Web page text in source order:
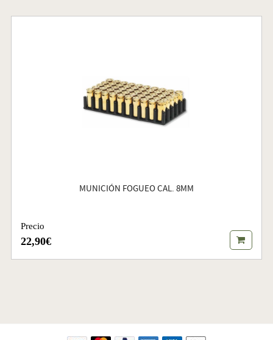
MUNICIÓN FOGUEO CAL. 8MM
Precio
22,90€